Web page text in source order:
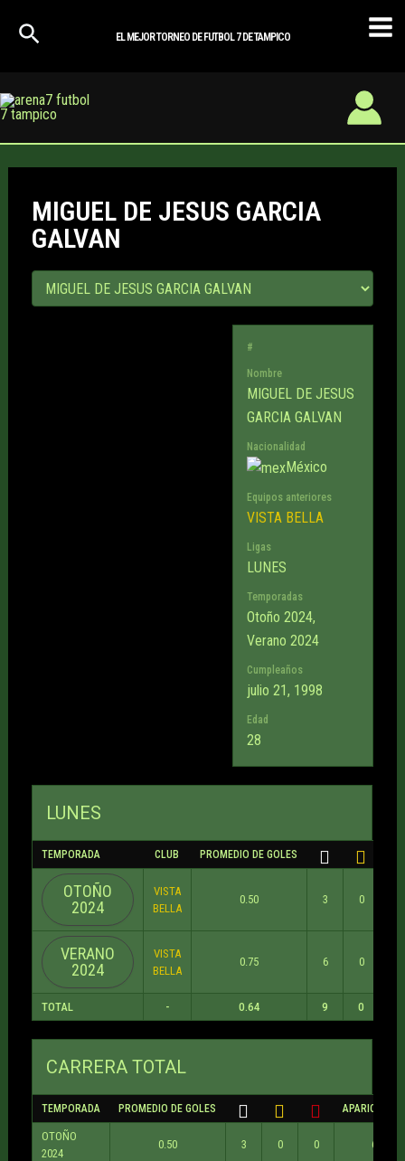
EL MEJOR TORNEO DE FUTBOL 7 DE TAMPICO
MIGUEL DE JESUS GARCIA
GALVAN
#
Nombre
MIGUEL DE JESUS
GARCIA GALVAN
Nacionalidad
México
Equipos anteriores
VISTA BELLA
Ligas
LUNES
Temporadas
Otoño 2024,
Verano 2024
Cumpleaños
julio 21, 1998
Edad
28
LUNES
TEMPORADA CLUB PROMEDIO DE GOLES
OTOÑO
2024
VISTA
BELLA
0.50 3 0
VERANO
2024
VISTA
BELLA
0.75 6 0
TOTAL - 0.64 9 0
CARRERA TOTAL
TEMPORADA PROMEDIO DE GOLES APARICIONES
OTOÑO
2024
0.50 3 0 0 6